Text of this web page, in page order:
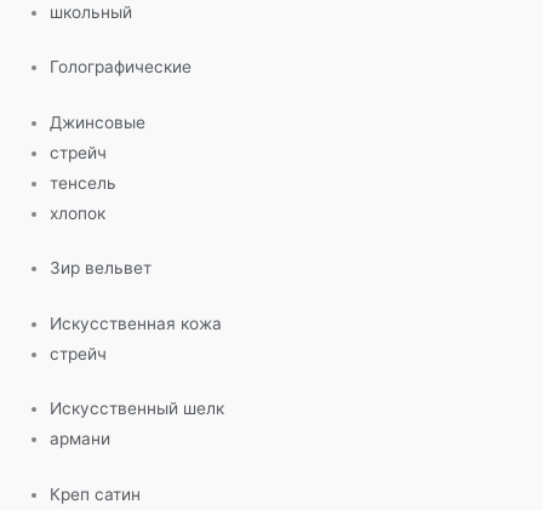
школьный
Голографические
Джинсовые
стрейч
тенсель
хлопок
Зир вельвет
Искусственная кожа
стрейч
Искусственный шелк
армани
Креп сатин